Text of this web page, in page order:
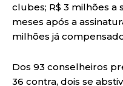
clubes; R$ 3 milhões a
meses após a
milhões já
Dos 93 conselheiros
36 contra, dois se